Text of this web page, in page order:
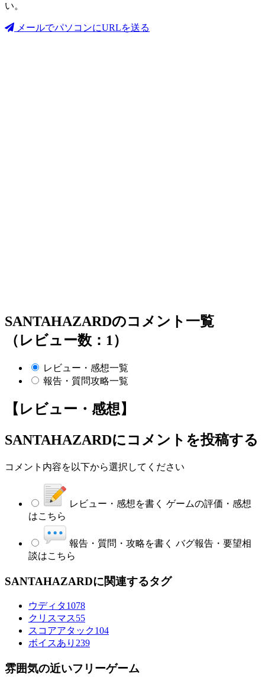
い。
メールでパソコンにURLを送る
SANTAHAZARDのコメント一覧
（レビュー数：1）
レビュー・感想一覧
報告・質問攻略一覧
【レビュー・感想】
SANTAHAZARDにコメントを投稿する
コメント内容を以下から選択してください
レビュー・感想を書く ゲームの評価・感想
はこちら
報告・質問・攻略を書く バグ報告・要望相
談はこちら
SANTAHAZARDに関連するタグ
ウディタ1078
クリスマス55
スコアアタック104
ボイスあり 239
雰囲気の近いフリーゲーム